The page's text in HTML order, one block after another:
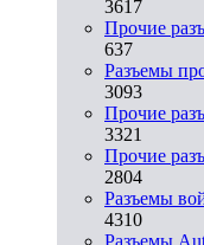
3617
Прочие
637
Разъемы
3093
Прочие
3321
Прочие
2804
Разъемы
4310
Разъeмы